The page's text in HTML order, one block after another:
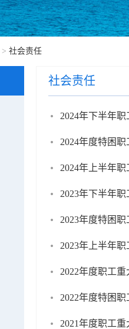
> 社会责任
社会责任
2024年下半年
2024年度特困
2024年上半年
2023年下半年
2023年度特困
2023年上半年
2022年度职工
2022年度特困
2021年度职工